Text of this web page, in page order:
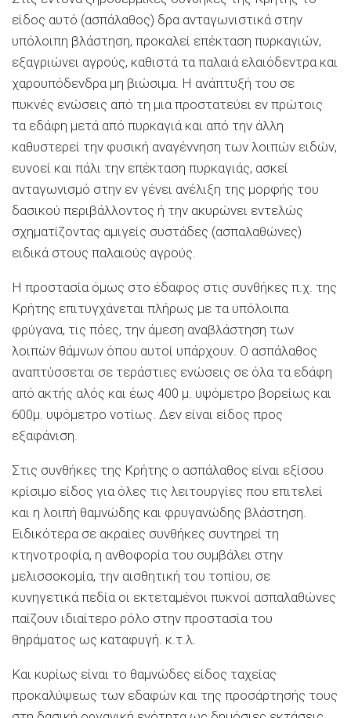
είδος αυτό (ασπάλαθος) δρα ανταγωνιστικά στην
υπόλοιπη βλάστηση, προκαλεί επέκταση πυρκαγιών,
εξαγριώνει αγρούς, καθιστά τα παλαιά ελαιόδεντρα και
χαρουπόδενδρα μη βιώσιμα. Η ανάπτυξή του σε
πυκνές ενώσεις από τη μια προστατεύει εν πρώτοις
τα εδάφη μετά από πυρκαγιά και από την άλλη
καθυστερεί την φυσική αναγέννηση των λοιπών ειδών,
ευνοεί και πάλι την επέκταση πυρκαγιάς, ασκεί
ανταγωνισμό στην εν γένει ανέλιξη της μορφής του
δασικού περιβάλλοντος ή την ακυρώνει εντελώς
σχηματίζοντας αμιγείς συστάδες (ασπαλαθώνες)
ειδικά στους παλαιούς αγρούς.
Η προστασία όμως στο έδαφος στις συνθήκες π.χ. της
Κρήτης επιτυγχάνεται πλήρως με τα υπόλοιπα
φρύγανα, τις πόες, την άμεση αναβλάστηση των
λοιπών θάμνων όπου αυτοί υπάρχουν. Ο ασπάλαθος
αναπτύσσεται σε τεράστιες ενώσεις σε όλα τα εδάφη
από ακτής αλός και έως 400 μ. υψόμετρο βορείως και
600μ. υψόμετρο νοτίως. Δεν είναι είδος προς
εξαφάνιση.
Στις συνθήκες της Κρήτης ο ασπάλαθος είναι εξίσου
κρίσιμο είδος για όλες τις λειτουργίες που επιτελεί
και η λοιπή θαμνώδης και φρυγανώδης βλάστηση.
Ειδικότερα σε ακραίες συνθήκες συντηρεί τη
κτηνοτροφία, η ανθοφορία του συμβάλει στην
μελισσοκομία, την αισθητική του τοπίου, σε
κυνηγετικά πεδία οι εκτεταμένοι πυκνοί ασπαλαθώνες
παίζουν ιδιαίτερο ρόλο στην προστασία του
θηράματος ως καταφυγή. κ.τ.λ.
Και κυρίως είναι το θαμνώδες είδος ταχείας
προκαλύψεως των εδαφών και της προσάρτησής τους